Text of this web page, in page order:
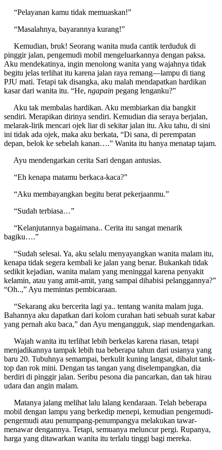
“Pelayanan kamu tidak memuaskan!”
“Masalahnya, bayarannya kurang!”
Kemudian, bruk! Seorang wanita muda cantik terduduk di
pinggir jalan, pengemudi mobil mengeluarkannya dengan paksa.
Aku mendekatinya, ingin menolong wanita yang wajahnya tidak
begitu jelas terlihat itu karena jalan raya remang—lampu di tiang
PJU mati. Tetapi tak disangka, aku malah mendapatkan hardikan
kasar dari wanita itu. “He, ngapain pegang lenganku?”
Aku tak membalas hardikan. Aku membiarkan dia bangkit
sendiri. Merapikan dirinya sendiri. Kemudian dia seraya berjalan,
melarak-lirik mencari ojek liar di sekitar jalan itu. Aku tahu, di sini
ini tidak ada ojek, maka aku berkata, “Di sana, di perempatan
depan, belok ke sebelah kanan….” Wanita itu hanya menatap tajam.
Ayu mendengarkan cerita Sari dengan antusias.
“Eh kenapa matamu berkaca-kaca?”
“Aku membayangkan begitu berat pekerjaanmu.”
“Sudah terbiasa…”
“Kelanjutannya bagaimana.. Cerita itu sangat menarik
bagiku….”
“Sudah selesai. Ya, aku selalu menyayangkan wanita malam itu,
kenapa tidak segera kembali ke jalan yang benar. Bukankah tidak
sedikit kejadian, wanita malam yang meninggal karena penyakit
kelamin, atau yang amit-amit, yang sampai dihabisi pelanggannya?”
“Oh..,” Ayu memintas pembicaraan.
“Sekarang aku bercerita lagi ya.. tentang wanita malam juga.
Bahannya aku dapatkan dari kolom curahan hati sebuah surat kabar
yang pernah aku baca,” dan Ayu mengangguk, siap mendengarkan.
Wajah wanita itu terlihat lebih berkelas karena riasan, tetapi
menjadikannya tampak lebih tua beberapa tahun dari usianya yang
baru 20. Tubuhnya semampai, berkulit kuning langsat, dibalut tank-
top dan rok mini. Dengan tas tangan yang diselempangkan, dia
berdiri di pinggir jalan. Seribu pesona dia pancarkan, dan tak hirau
udara dan angin malam.
Matanya jalang melihat lalu lalang kendaraan. Telah beberapa
mobil dengan lampu yang berkedip menepi, kemudian pengemudi-
pengemudi atau penumpang-penumpangya melakukan tawar-
menawar dengannya. Tetapi, semuanya meluncur pergi. Rupanya,
harga yang ditawarkan wanita itu terlalu tinggi bagi mereka.